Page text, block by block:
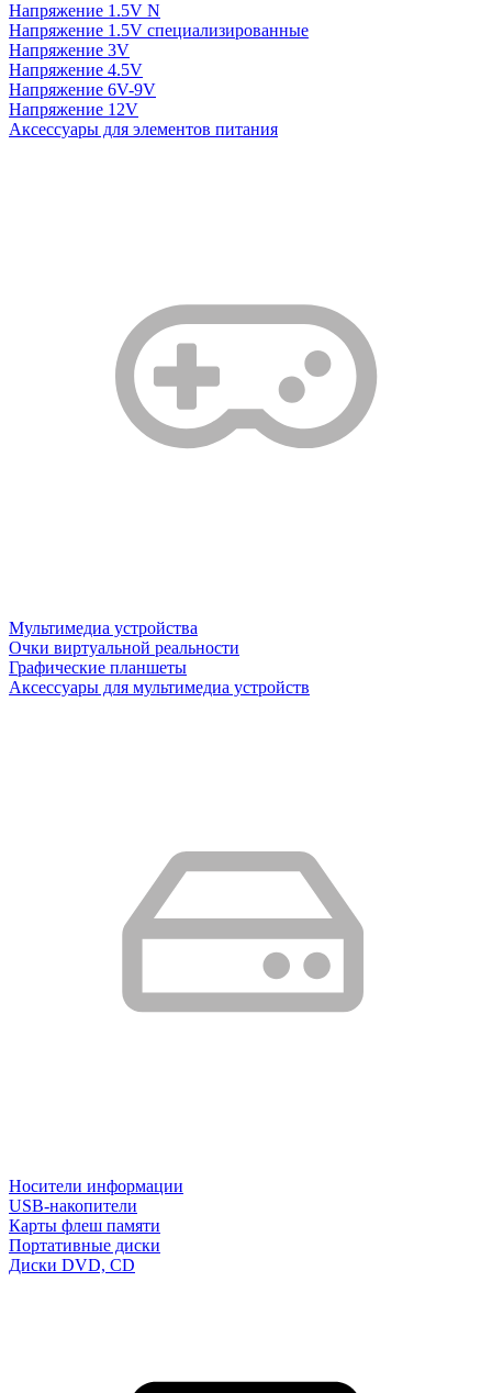
Напряжение 1.5V N
Напряжение 1.5V специализированные
Напряжение 3V
Напряжение 4.5V
Напряжение 6V-9V
Напряжение 12V
Аксессуары для элементов питания
Мультимедиа устройства
Очки виртуальной реальности
Графические планшеты
Аксессуары для мультимедиа устройств
Носители информации
USB-накопители
Карты флеш памяти
Портативные диски
Диски DVD, CD